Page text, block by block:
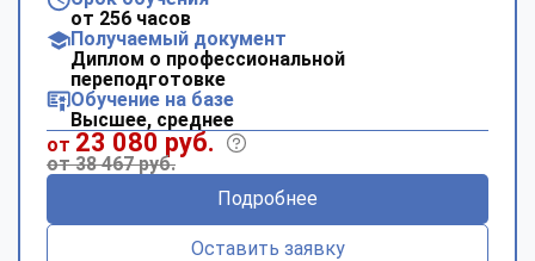
от 256 часов
Получаемый документ
Диплом о профессиональной
переподготовке
Обучение на базе
Высшее, среднее
от 23 080 руб.
от 38 467 руб.
Подробнее
Оставить заявку